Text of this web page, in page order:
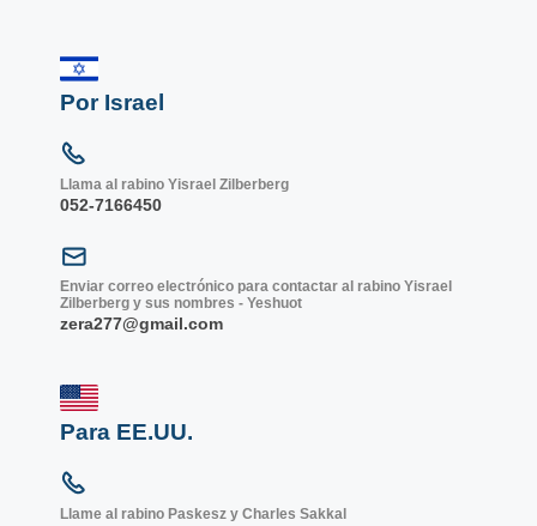
Por Israel
Llama al rabino Yisrael Zilberberg
052-7166450
Enviar correo electrónico para contactar al rabino Yisrael
Zilberberg y sus nombres - Yeshuot
zera277@gmail.com
Para EE.UU.
Llame al rabino Paskesz y Charles Sakkal